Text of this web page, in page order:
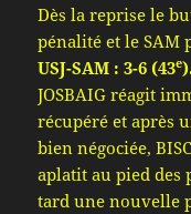
Dès la reprise le
pénalité et le SAM
USJ-SAM : 3-6 (43e
JOSBAIG réagit
récupéré et après
bien négociée,
aplatit au pied des
tard une nouvelle